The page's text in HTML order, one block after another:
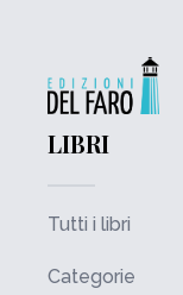
LIBRI
Tutti i libri
Categorie